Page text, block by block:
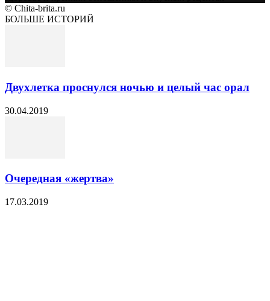
© Chita-brita.ru
БОЛЬШЕ ИСТОРИЙ
Двухлетка проснулся ночью и целый час орал
30.04.2019
Очередная «жертва»
17.03.2019